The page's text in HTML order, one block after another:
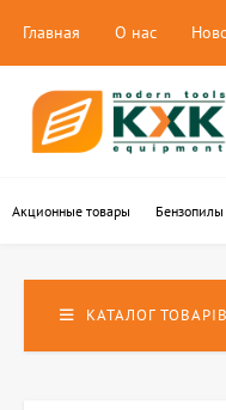
Главная О нас
Акционные товары Бензопилы
КАТАЛОГ ТОВАРІВ